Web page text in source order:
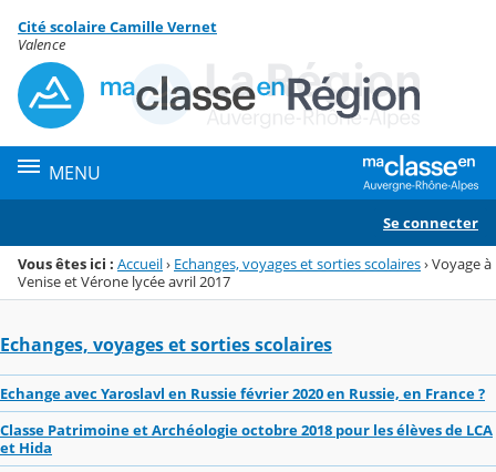
Menu de la rubrique
Contenu
Cité scolaire Camille Vernet
Valence
MENU
Se connecter
Vous êtes ici : Accueil› Echanges, voyages et sorties scolaires›Voyage à
Venise et Vérone lycée avril 2017
Echanges, voyages et sorties scolaires
Echange avec Yaroslavl en Russie février 2020 en Russie, en France ?
Classe Patrimoine et Archéologie octobre 2018 pour les élèves de LCA
et Hida